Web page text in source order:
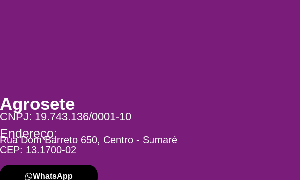
Agrosete
CNPJ: 19.743.136/0001-10
Endereço:
Rua Dom Barreto 650, Centro - Sumaré
CEP: 13.1700-02
WhatsApp